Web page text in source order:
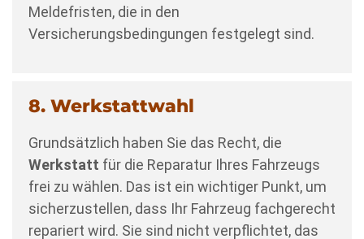
Meldefristen, die in den
Versicherungsbedingungen festgelegt sind.
8. Werkstattwahl
Grundsätzlich haben Sie das Recht, die
Werkstatt für die Reparatur Ihres Fahrzeugs
frei zu wählen. Das ist ein wichtiger Punkt, um
sicherzustellen, dass Ihr Fahrzeug fachgerecht
repariert wird. Sie sind nicht verpflichtet, das